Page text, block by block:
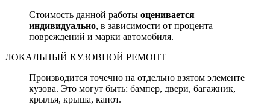
Стоимость данной работы оценивается
индивидуально, в зависимости от процента
повреждений и марки автомобиля.
ЛОКАЛЬНЫЙ КУЗОВНОЙ РЕМОНТ
Производится точечно на отдельно взятом элементе
кузова. Это могут быть: бампер, двери, багажник,
крылья, крыша, капот.